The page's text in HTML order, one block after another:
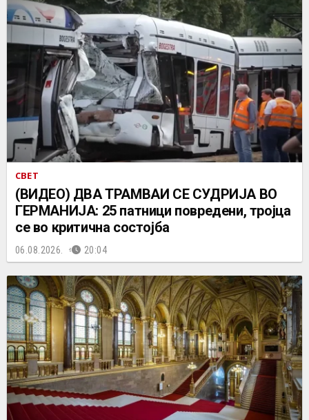
СВЕТ
(ВИДЕО) ДВА ТРАМВАИ СЕ СУДРИЈА ВО
ГЕРМАНИЈА: 25 патници повредени, тројца
се во критична состојба
06.08.2026. 20:04